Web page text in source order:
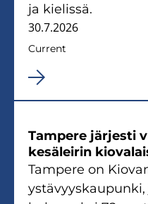
ja kielissä.
30.7.2026
Current
Tampere järjesti
kesäleirin
Tampere on